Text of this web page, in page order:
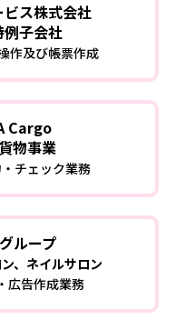
ス株式会社
子会社
作及び帳票作成
Cargo
物事業
チェック業務
ループ
、ネイルサロン
広告作成業務